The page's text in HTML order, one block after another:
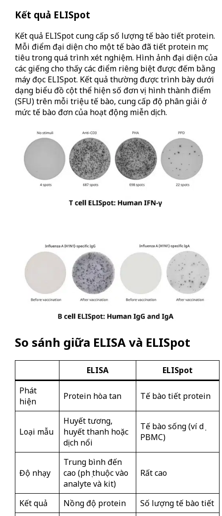
Kết quả ELISpot
Kết quả ELISpot cung cấp số lượng tế bào tiết protein.
Mỗi điểm đại diện cho một tế bào đã tiết protein mục
tiêu trong quá trình xét nghiệm. Hình ảnh đại diện của
các giếng cho thấy các điểm riêng biệt được đếm bằng
máy đọc ELISpot. Kết quả thường được trình bày dưới
dạng biểu đồ cột thể hiện số đơn vị hình thành điểm
(SFU) trên mỗi triệu tế bào, cung cấp độ phân giải ở
mức tế bào đơn của hoạt động miễn dịch.
So sánh giữa ELISA và ELISpot
ELISA
ELISpot
Phát
hiện
Protein hòa tan Tế bào tiết protein
Loại mẫu
Huyết tương,
huyết thanh hoặc
dịch nổi
Tế bào sống (ví dụ
PBMC)
Độ nhạy
Trung bình đến
cao (phụ thuộc vào
analyte và kit)
Rất cao
Kết quả Nồng độ protein Số lượng tế bào tiết